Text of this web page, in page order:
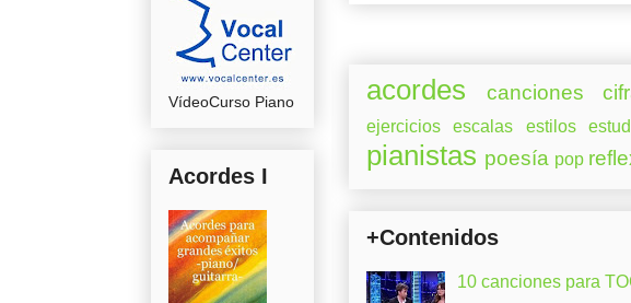
acordes canciones
ejercicios escalas estilos
pianistas poesía pop
+Contenidos
10 canciones para
VídeoCurso Piano
Acordes I